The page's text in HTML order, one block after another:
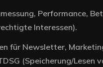
Performance,
Interessen).
für Newsletter,
(Speicherung/Lesen